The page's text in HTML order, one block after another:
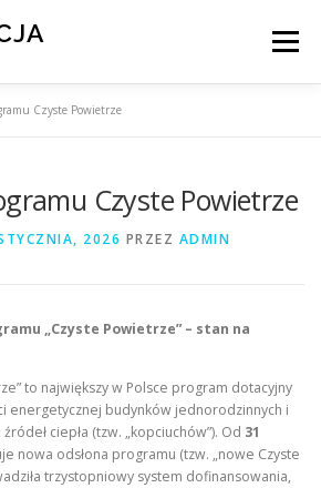
Menu
POD WARSZAWĄ BLOG
Czyste Powietrze
Czyste Powietrze
2026 PRZEZ ADMIN
„Czyste Powietrze” – stan na
to największy w Polsce program dotacyjny
energetycznej budynków jednorodzinnych i
ciepła (tzw. „kopciuchów”). Od 31
nowa odsłona programu (tzw. „nowe Czyste
trzystopniowy system dofinansowania,